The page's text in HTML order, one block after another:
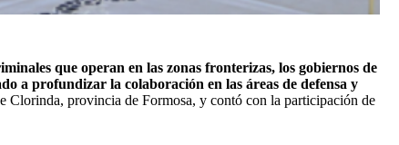
que operan en las zonas fronterizas, los gobiernos de
a profundizar la colaboración en las áreas de defensa y
Clorinda, provincia de Formosa, y contó con la participación de